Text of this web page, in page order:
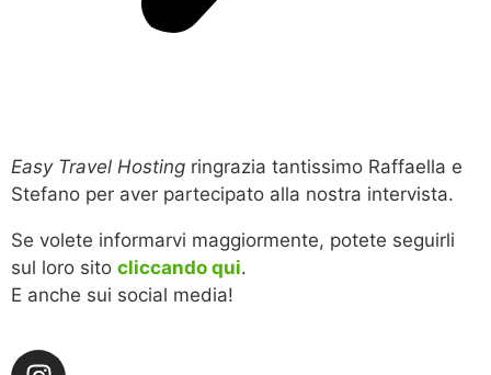
Easy Travel Hosting ringrazia tantissimo Raffaella e
Stefano per aver partecipato alla nostra intervista.
Se volete informarvi maggiormente, potete seguirli
sul loro sito cliccando qui.
E anche sui social media!